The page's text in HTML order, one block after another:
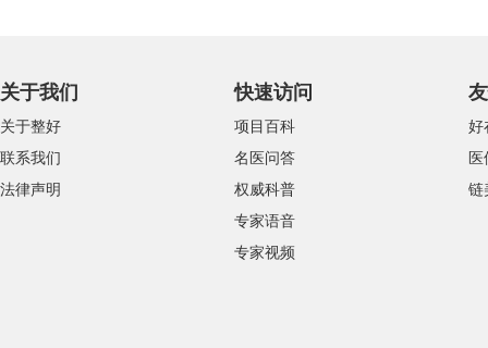
关于我们
关于整好
联系我们
法律声明
快速访问
项目百科
名医问答
权威科普
专家语音
专家视频
好
链